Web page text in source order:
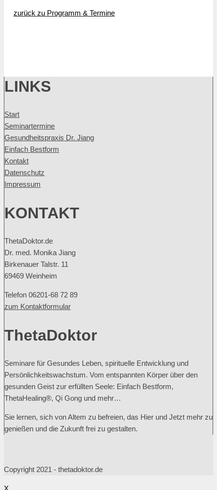
zurück zu Programm & Termine
LINKS
Start
Seminartermine
Gesundheitspraxis Dr. Jiang
Einfach Bestform
Kontakt
Datenschutz
Impressum
KONTAKT
ThetaDoktor.de
Dr. med. Monika Jiang
Birkenauer Talstr. 11
69469 Weinheim
Telefon 06201-68 72 89
zum Kontaktformular
ThetaDoktor
Seminare für Gesundes Leben, spirituelle Entwicklung und
Persönlichkeitswachstum. Vom entspannten Körper über den
gesunden Geist zur erfüllten Seele: Einfach Bestform,
ThetaHealing®, Qi Gong und mehr…
Sie lernen, sich von Altem zu befreien, das Hier und Jetzt mehr zu
genießen und die Zukunft frei zu gestalten.
Copyright 2021 - thetadoktor.de